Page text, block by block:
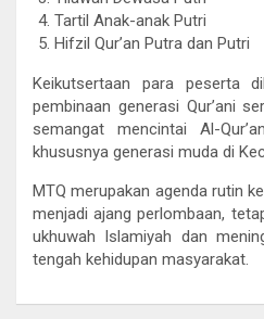
Tartil Anak-anak Putri
Hifzil Qur’an Putra dan Putri
Keikutsertaan para peserta
pembinaan generasi Qur’ani
semangat mencintai Al-
khususnya generasi muda di
MTQ merupakan agenda rutin
menjadi ajang perlombaan,
ukhuwah Islamiyah dan
tengah kehidupan masyarakat.